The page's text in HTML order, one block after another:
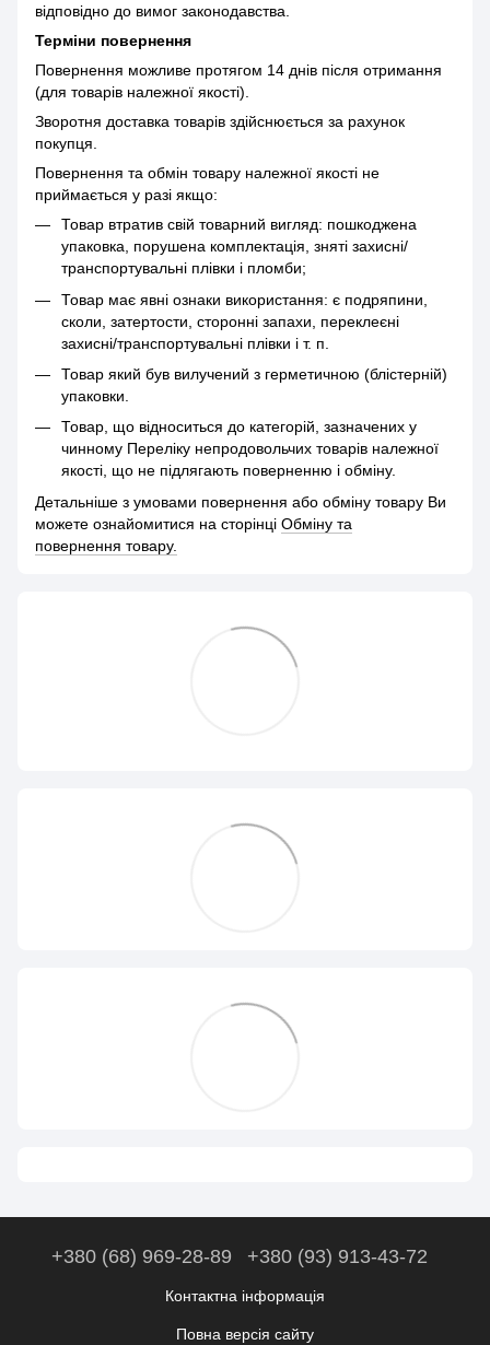
відповідно до вимог законодавства.
Терміни повернення
Повернення можливе протягом 14 днів після отримання
(для товарів належної якості).
Зворотня доставка товарів здійснюється за рахунок
покупця.
Повернення та обмін товару належної якості не
приймається у разі якщо:
Товар втратив свій товарний вигляд: пошкоджена
упаковка, порушена комплектація, зняті захисні/
транспортувальні плівки і пломби;
Товар має явні ознаки використання: є подряпини,
сколи, затертости, сторонні запахи, переклеєні
захисні/транспортувальні плівки і т. п.
Товар який був вилучений з герметичною (блістерній)
упаковки.
Товар, що відноситься до категорій, зазначених у
чинному Переліку непродовольчих товарів належної
якості, що не підлягають поверненню і обміну.
Детальніше з умовами повернення або обміну товару Ви
можете ознайомитися на сторінці Обміну та
повернення товару.
+380 (68) 969-28-89 +380 (93) 913-43-72
Контактна інформація
Повна версія сайту